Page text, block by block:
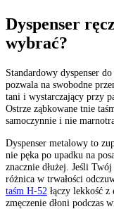
Dyspenser
wybrać?
Standardowy dyspenser
pozwala na swobodne
tani i wystarczający przy
Ostrze ząbkowane tnie
samoczynnie i nie
Dyspenser metalowy to
nie pęka po upadku na
znacznie dłużej. Jeśli
różnica w trwałości
taśm H-52 łączy lekkość
zmęczenie dłoni podczas